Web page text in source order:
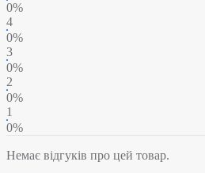
0%
4
0%
3
0%
2
0%
1
0%
Немає відгуків про цей товар.